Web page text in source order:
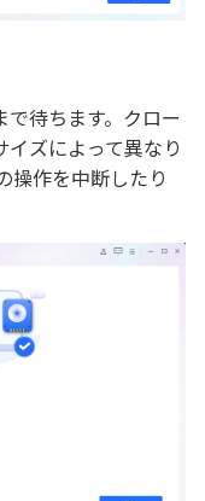
待ちます。クロー
ズによって異なり
操作を中断したり